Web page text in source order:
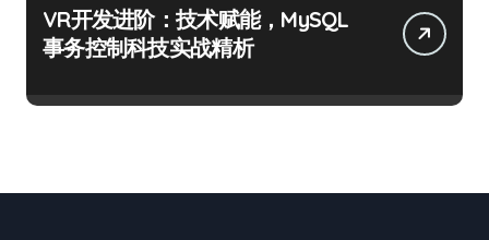
VR开发进阶：技术赋能，MySQL
事务控制科技实战精析